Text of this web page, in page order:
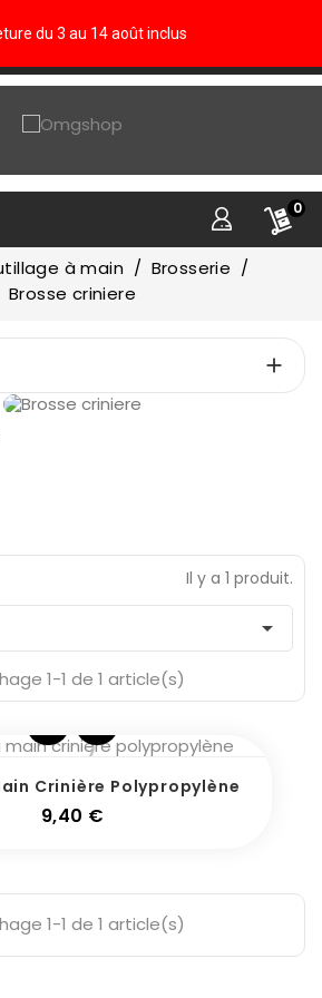
du 3 au 14 août inclus
0
à main
Brosserie
Brosse criniere

Il y a 1 produit.

1-1 de 1 article(s)
Crinière Polypropylène
9,40 €
1-1 de 1 article(s)